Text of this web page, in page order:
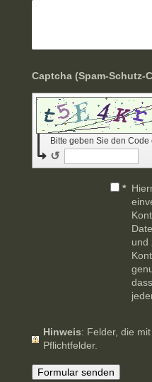
Bitte geben Sie den Code
↺
*
und
genutzt
Hinweis : Felder, die mit
Pflichtfelder.